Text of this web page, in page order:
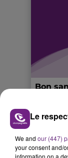
Le
We and our (447)
your consent and/
information on a